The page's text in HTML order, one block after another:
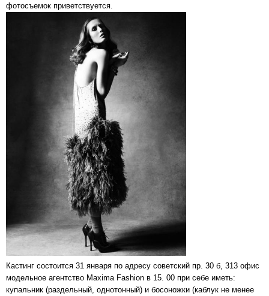
фотосъемок приветствуется.
Кастинг состоится 31 января по адресу советский пр. 30 б, 313 офис
модельное агентство Maxima Fashion в 15. 00 при себе иметь:
купальник (раздельный, однотонный) и босоножки (каблук не менее